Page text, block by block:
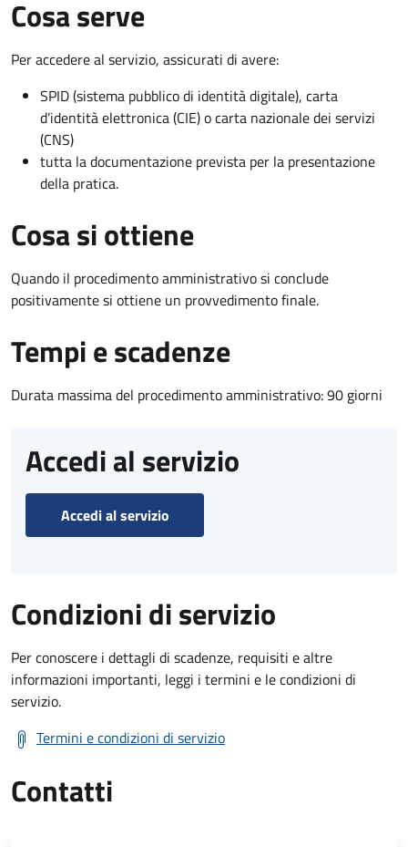
Cosa serve
Per accedere al servizio, assicurati di avere:
SPID (sistema pubblico di identità digitale), carta
d’identità elettronica (CIE) o carta nazionale dei servizi
(CNS)
tutta la documentazione prevista per la presentazione
della pratica.
Cosa si ottiene
Quando il procedimento amministrativo si conclude
positivamente si ottiene un provvedimento finale.
Tempi e scadenze
Durata massima del procedimento amministrativo: 90 giorni
Accedi al servizio
Accedi al servizio
Condizioni di servizio
Per conoscere i dettagli di scadenze, requisiti e altre
informazioni importanti, leggi i termini e le condizioni di
servizio.
Termini e condizioni di servizio
Contatti